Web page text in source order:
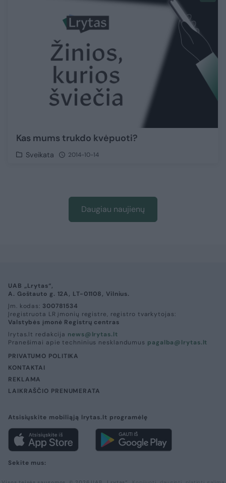
Kas mums trukdo kvėpuoti?
Sveikata 2014-10-14
Daugiau naujienų
UAB „Lrytas“,
A. Goštauto g. 12A, LT-01108, Vilnius.
Įm. kodas: 300781534
Įregistruota LR įmonių registre, registro tvarkytojas:
Valstybės įmonė Registrų centras
lrytas.lt redakcija news@lrytas.lt
Pranešimai apie techninius nesklandumus pagalba@lrytas.lt
PRIVATUMO POLITIKA
KONTAKTAI
REKLAMA
LAIKRAŠČIO PRENUMERATA
Atsisiųskite mobiliąją lrytas.lt programėlę
Sekite mus: